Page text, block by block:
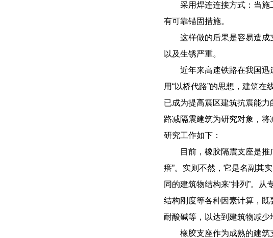
采用焊连连接方式：当
有可靠锚固措施。
这样做的后果是容易造
以及生锈严重。
近年来高速铁路在我国
用“以桥代路”的思想，建筑
已成为提高震区建筑抗震能
路减隔震建筑为研究对象，
研究工作如下：
目前，橡胶隔震支座是
瘩”。实则不然，它是名副其
同的建筑物结构来“排列”。
结构刚度等各种因素计算，既
耐酸碱等，以达到建筑物减少
橡胶支座作为成熟的建